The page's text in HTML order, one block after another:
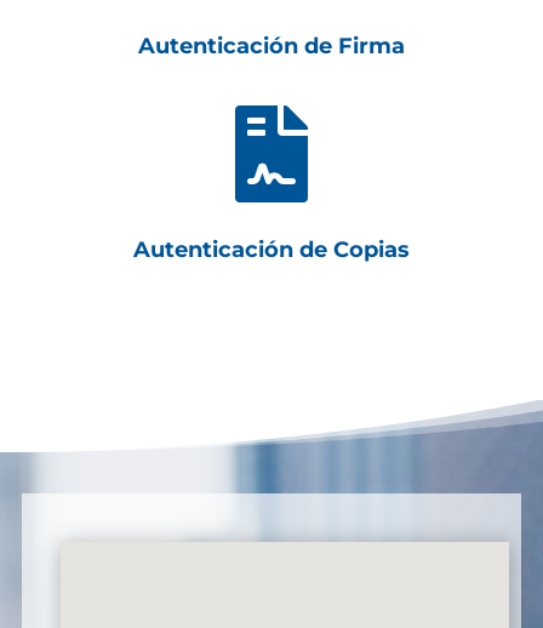
Autenticación de Firma

Autenticación de Copias